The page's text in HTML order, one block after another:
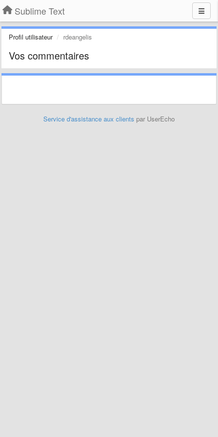
Sublime Text
Profil utilisateur rdeangelis
Vos commentaires
Service d'assistance aux clients par UserEcho